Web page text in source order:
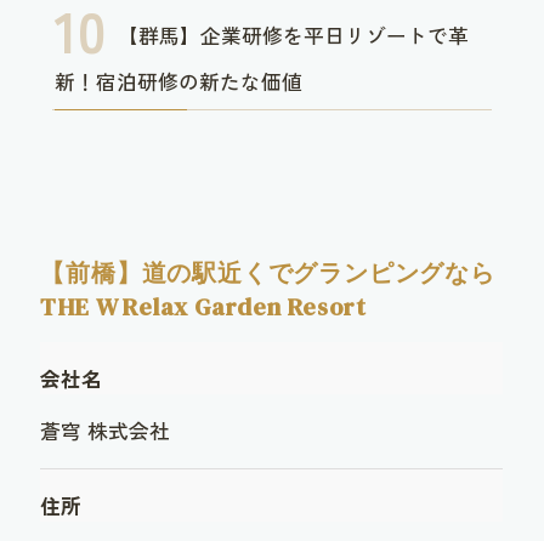
【群馬】企業研修を平日リゾートで革
新！宿泊研修の新たな価値
【前橋】道の駅近くでグランピングなら
THE W Relax Garden Resort
会社名
蒼穹 株式会社
住所